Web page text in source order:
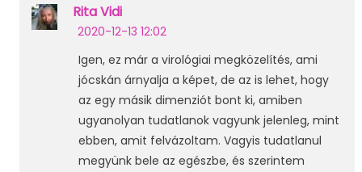
Rita Vidi
2020-12-13 12:02
Igen, ez már a virológiai megközelítés, ami
jócskán árnyalja a képet, de az is lehet, hogy
az egy másik dimenziót bont ki, amiben
ugyanolyan tudatlanok vagyunk jelenleg, mint
ebben, amit felvázoltam. Vagyis tudatlanul
megyünk bele az egészbe, és szerintem